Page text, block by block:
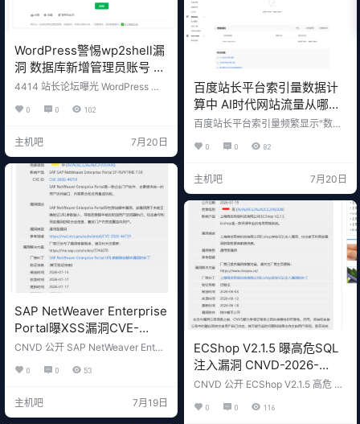
WordPress警惕wp2shell漏
洞 数据库新增管理员账号 请
立即排查
4414 站长论坛曝光 WordPress 安
hell 开头的管理员账号。详细分析攻
步骤与防护加固方案，建议站长立
即自查。
0 0 102
主机吧 7月20日
百度站长平台索引量数据计
算中 AI时代网站流量从哪里
来 网站还有用吗
百度站长平台索引量频繁显示"数据
代个人站长和企业网站是否还有价
产的转变，以及内容平台、私域、AI
搜索优化等新流量来源。
0 0 82
主机吧 7月20日
SAP NetWeaver Enterprise
Portal曝XSS漏洞CVE-
2026-44759 企业门户需立
CNVD 公开 SAP NetWeaver Enter
站脚本漏洞（CNVD-2026-28155 /
证不足导致恶意脚本执行，可窃取
0 0 53
主机吧 7月19日
ECShop V2.1.5 曝高危SQL
注入漏洞 CNVD-2026-
23902 电商站请立即更新
CNVD 公开 ECShop V2.1.5 高危 S
2），攻击者可读取数据库敏感信
0 0 116